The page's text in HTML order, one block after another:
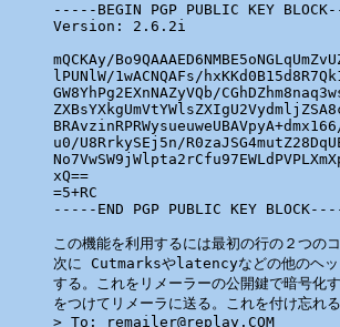
-----BEGIN PGP PUBLIC KEY
Version: 2.6.2i
mQCKAy/
lPUNlW/1wACNQAFs/
GW8YhPg2EXnNAZyVQb/
u0/U8RrkySEj5n/
xQ==
=5+RC
-----END PGP PUBLIC KEY
この機能を利用するには最初の行の２つの
次に Cutmarksやlatencyなどの他のヘッ
する。これをリメーラーの公開鍵で暗号
をつけてリメーラに送る。これを付け忘れ
> To: remailer@replay.COM